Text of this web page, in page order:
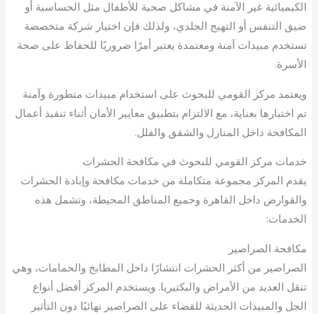
الكيميائية غير الآمنة في مشاكل صحية للأطفال مثل الحساسية أو
ضيق التنفس أو التهيج الجلدي، ولذلك فإن اختيار شركة متخصصة
تستخدم مبيدات آمنة ومعتمدة يعتبر أمرًا ضروريًا للحفاظ على صحة
الأسرة.
ويعتمد مركز القومي للبحوث على استخدام مبيدات متطورة وآمنة
تم اختبارها بعناية، مع الالتزام بتطبيق معايير الأمان أثناء تنفيذ أعمال
المكافحة داخل المنازل والشقق والفلل.
خدمات مركز القومي للبحوث في مكافحة الحشرات
يقدم المركز مجموعة متكاملة من خدمات مكافحة وإبادة الحشرات
والقوارض داخل القاهرة وجميع المناطق المحيطة، وتشمل هذه
الخدمات:
مكافحة الصراصير
الصراصير من أكثر الحشرات انتشارًا داخل المطابخ والحمامات، وهي
تنقل العديد من الأمراض والبكتيريا. ويستخدم المركز أفضل أنواع
الجل والمبيدات الحديثة للقضاء على الصراصير نهائيًا دون التأثير